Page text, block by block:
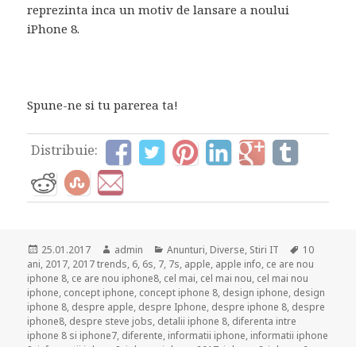
reprezinta inca un motiv de lansare a noului
iPhone 8.
Spune-ne si tu parerea ta!
Distribuie:
Posted
on
25.01.2017 Author
admin Categories
Anunturi, Diverse, Stiri IT Tags
10
ani, 2017, 2017 trends, 6, 6s, 7, 7s, apple, apple info, ce are nou
iphone 8, ce are nou iphone8, cel mai, cel mai nou, cel mai nou
iphone, concept iphone, concept iphone 8, design iphone, design
iphone 8, despre apple, despre Iphone, despre iphone 8, despre
iphone8, despre steve jobs, detalii iphone 8, diferenta intre
iphone 8 si iphone7, diferente, informatii iphone, informatii iphone